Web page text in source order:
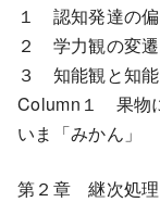
１ 認知発達の
２ 学力観の変遷
３ 知能観と知
Column１ 果物
いま「みかん」
第２章 継次処